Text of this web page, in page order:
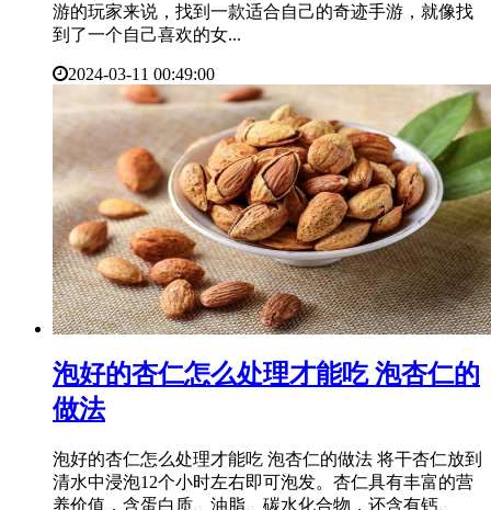
游的玩家来说，找到一款适合自己的奇迹手游，就像找
到了一个自己喜欢的女...
2024-03-11 00:49:00
​泡好的杏仁怎么处理才能吃 泡杏仁的
做法
泡好的杏仁怎么处理才能吃 泡杏仁的做法 将干杏仁放到
清水中浸泡12个小时左右即可泡发。杏仁具有丰富的营
养价值，含蛋白质、油脂、碳水化合物，还含有钙、